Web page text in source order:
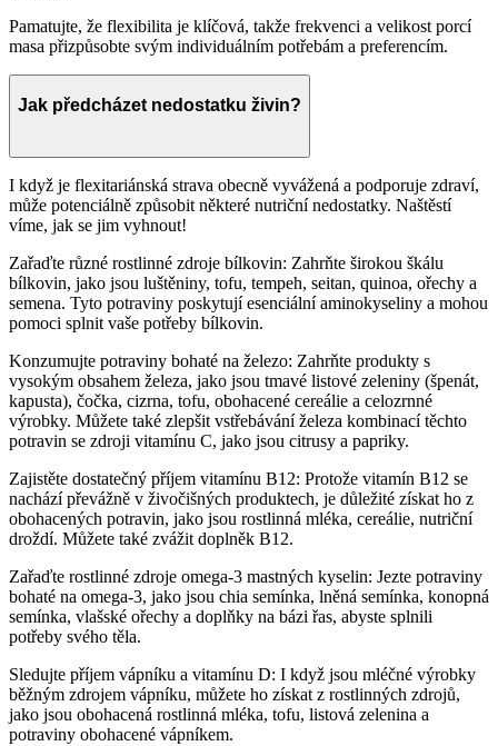
Pamatujte, že flexibilita je klíčová, takže frekvenci a velikost porcí
masa přizpůsobte svým individuálním potřebám a preferencím.
Jak předcházet nedostatku živin?
I když je flexitariánská strava obecně vyvážená a podporuje zdraví,
může potenciálně způsobit některé nutriční nedostatky. Naštěstí
víme, jak se jim vyhnout!
Zařaďte různé rostlinné zdroje bílkovin: Zahrňte širokou škálu
bílkovin, jako jsou luštěniny, tofu, tempeh, seitan, quinoa, ořechy a
semena. Tyto potraviny poskytují esenciální aminokyseliny a mohou
pomoci splnit vaše potřeby bílkovin.
Konzumujte potraviny bohaté na železo: Zahrňte produkty s
vysokým obsahem železa, jako jsou tmavé listové zeleniny (špenát,
kapusta), čočka, cizrna, tofu, obohacené cereálie a celozrnné
výrobky. Můžete také zlepšit vstřebávání železa kombinací těchto
potravin se zdroji vitamínu C, jako jsou citrusy a papriky.
Zajistěte dostatečný příjem vitamínu B12: Protože vitamín B12 se
nachází převážně v živočišných produktech, je důležité získat ho z
obohacených potravin, jako jsou rostlinná mléka, cereálie, nutriční
droždí. Můžete také zvážit doplněk B12.
Zařaďte rostlinné zdroje omega-3 mastných kyselin: Jezte potraviny
bohaté na omega-3, jako jsou chia semínka, lněná semínka, konopná
semínka, vlašské ořechy a doplňky na bázi řas, abyste splnili
potřeby svého těla.
Sledujte příjem vápníku a vitamínu D: I když jsou mléčné výrobky
běžným zdrojem vápníku, můžete ho získat z rostlinných zdrojů,
jako jsou obohacená rostlinná mléka, tofu, listová zelenina a
potraviny obohacené vápníkem.